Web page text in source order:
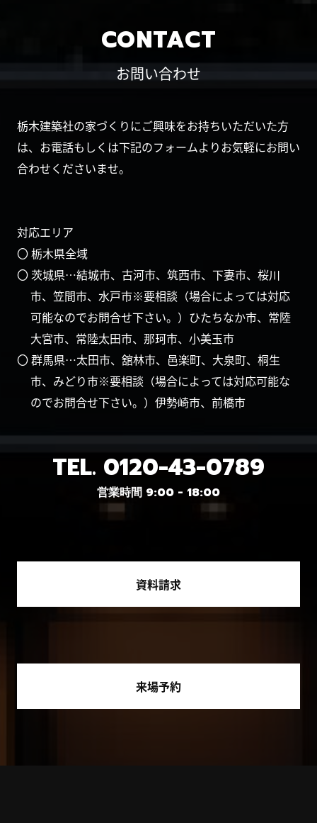
CONTACT
お問い合わせ
栃木建築社の家づくりにご興味をお持ちいただいた方
は、お電話もしくは下記のフォームよりお気軽にお問い
合わせくださいませ。
対応エリア
〇 栃木県全域
〇 茨城県…結城市、古河市、筑西市、下妻市、桜川
市、笠間市、水戸市※要相談（場合によっては対応
可能なのでお問合せ下さい。）ひたちなか市、常陸
大宮市、常陸太田市、那珂市、小美玉市
〇 群馬県…太田市、舘林市、邑楽町、大泉町、桐生
市、みどり市※要相談（場合によっては対応可能な
のでお問合せ下さい。）伊勢崎市、前橋市
TEL. 0120-43-0789
営業時間 9:00 - 18:00
資料請求
来場予約